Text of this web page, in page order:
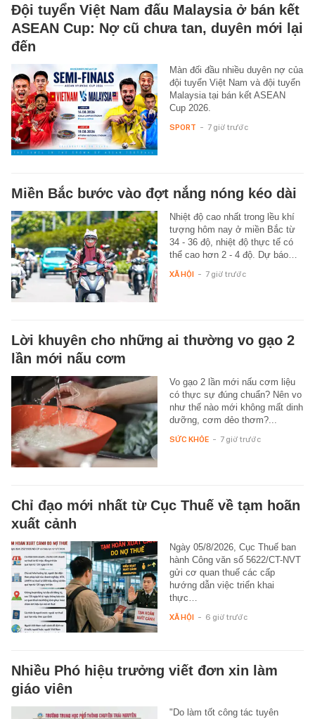
Đội tuyển Việt Nam đấu Malaysia ở bán kết
ASEAN Cup: Nợ cũ chưa tan, duyên mới lại
đến
Màn đối đầu nhiều duyên nợ của
đội tuyển Việt Nam và đội tuyển
Malaysia tại bán kết ASEAN
Cup 2026.
SPORT - 7 giờ trước
Miền Bắc bước vào đợt nắng nóng kéo dài
Nhiệt độ cao nhất trong lều khí
tượng hôm nay ở miền Bắc từ
34 - 36 độ, nhiệt độ thực tế có
thể cao hơn 2 - 4 độ. Dự báo…
XÃ HỘI - 7 giờ trước
Lời khuyên cho những ai thường vo gạo 2
lần mới nấu cơm
Vo gạo 2 lần mới nấu cơm liệu
có thực sự đúng chuẩn? Nên vo
như thế nào mới không mất dinh
dưỡng, cơm dẻo thơm?...
SỨC KHỎE - 7 giờ trước
Chỉ đạo mới nhất từ Cục Thuế về tạm hoãn
xuất cảnh
Ngày 05/8/2026, Cục Thuế ban
hành Công văn số 5622/CT-NVT
gửi cơ quan thuế các cấp
hướng dẫn việc triển khai
thực…
XÃ HỘI - 6 giờ trước
Nhiều Phó hiệu trưởng viết đơn xin làm
giáo viên
"Do làm tốt công tác tuyên